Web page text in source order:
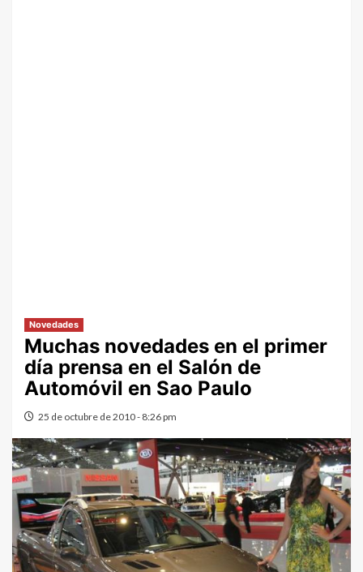
Novedades
Muchas novedades en el primer
día prensa en el Salón de
Automóvil en Sao Paulo
25 de octubre de 2010 - 8:26 pm